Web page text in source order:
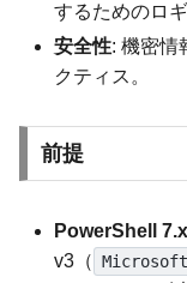
するためのロギ
安全性: 機密情
クティス。
前提
PowerShell
v3（